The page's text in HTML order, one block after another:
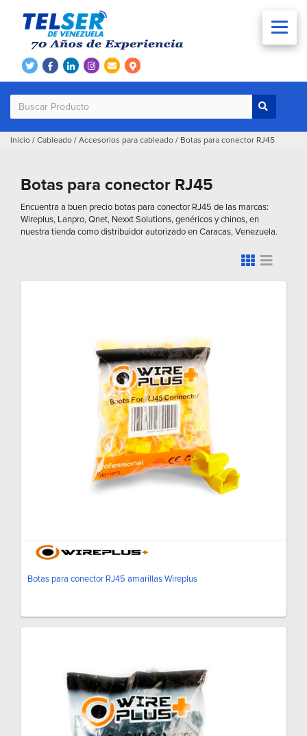
Inicio / Cableado / Accesorios para cableado / Botas para conector RJ45
Botas para conector RJ45
Encuentra a buen precio botas para conector RJ45 de las marcas:
Wireplus, Lanpro, Qnet, Nexxt Solutions, genéricos y chinos, en
nuestra tienda como distribuidor autorizado en Caracas, Venezuela.
Botas para conector RJ45 amarillas Wireplus